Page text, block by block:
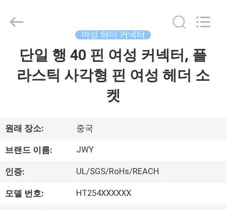
회
사
소
2018
Electronic
Reserved.
여성 해더 커넥터
단일 행 40 핀 여성 커넥터, 플
라스틱 사각형 핀 여성 헤더 소
켓
원래 장소: 중국
브랜드 이름: JWY
인증: UL/SGS/RoHs/REACH
모델 번호: HT254XXXXXX